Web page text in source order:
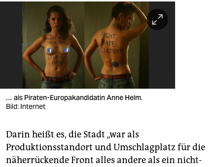
… als Piraten-Europakandidatin Anne Helm.
Bild: Internet
Darin heißt es, die Stadt „war als
Produktionsstandort und Umschlagplatz für die
näherrückende Front alles andere als ein nicht-